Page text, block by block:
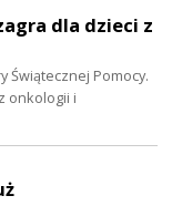
dla dzieci z
Świątecznej Pomocy.
onkologii i